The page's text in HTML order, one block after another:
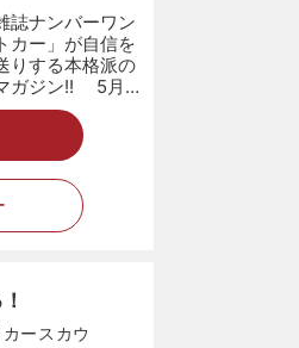
誌ナンバーワン
カー」が自信を
りする本格派の
ガジン!! 5月…
ースカウ